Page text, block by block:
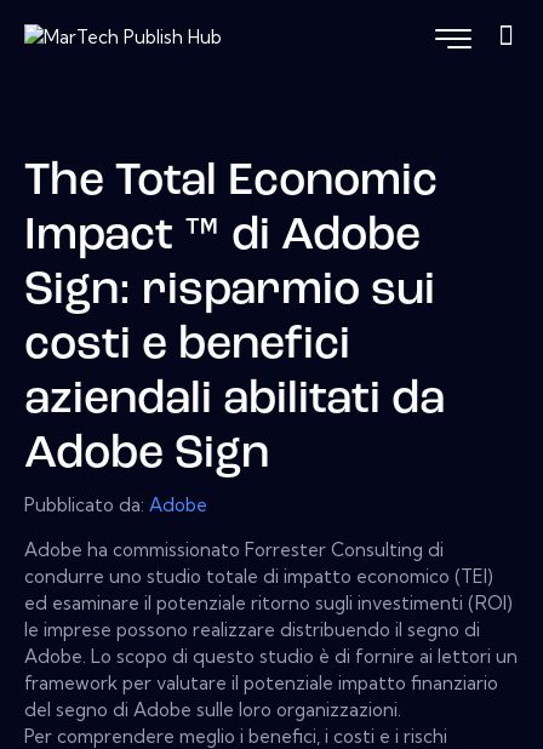
The Total Economic
Impact ™ di Adobe
Sign: risparmio sui
costi e benefici
aziendali abilitati da
Adobe Sign
Pubblicato da: Adobe
Adobe ha commissionato Forrester Consulting di
condurre uno studio totale di impatto economico (TEI)
ed esaminare il potenziale ritorno sugli investimenti (ROI)
le imprese possono realizzare distribuendo il segno di
Adobe. Lo scopo di questo studio è di fornire ai lettori un
framework per valutare il potenziale impatto finanziario
del segno di Adobe sulle loro organizzazioni.
Per comprendere meglio i benefici, i costi e i rischi